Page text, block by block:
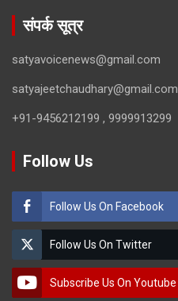
संपर्क सूत्र
satyavoicenews@gmail.com
satyajeetchaudhary@gmail.com
+91-9456212199 , 9999913299
Follow Us
Follow Us On Facebook
Follow Us On Twitter
Subscribe Us On Youtube